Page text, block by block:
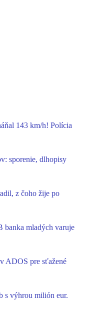
143 km/h! Polícia
sporenie, dlhopisy
z čoho žije po
banka mladých varuje
ADOS pre sťažené
s výhrou milión eur.